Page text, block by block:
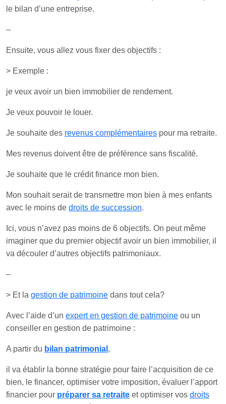
le bilan d’une entreprise.
–
Ensuite, vous allez vous fixer des objectifs :
> Exemple :
je veux avoir un bien immobilier de rendement.
Je veux pouvoir le louer.
Je souhaite des revenus complémentaires pour ma retraite.
Mes revenus doivent être de préférence sans fiscalité.
Je souhaite que le crédit finance mon bien.
Mon souhait serait de transmettre mon bien à mes enfants
avec le moins de droits de succession.
Ici, vous n’avez pas moins de 6 objectifs. On peut même
imaginer que du premier objectif avoir un bien immobilier, il
va découler d’autres objectifs patrimoniaux.
–
> Et la gestion de patrimoine dans tout cela?
Avec l’aide d’un expert en gestion de patrimoine ou un
conseiller en gestion de patrimoine :
A partir du bilan patrimonial ,
il va établir la bonne stratégie pour faire l’acquisition de ce
bien, le financer, optimiser votre imposition, évaluer l’apport
financier pour préparer sa retraite et optimiser vos droits